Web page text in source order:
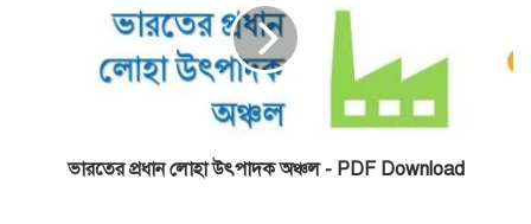
ভারতের প্রধান লোহা উৎপাদক অঞ্চল - PDF Download